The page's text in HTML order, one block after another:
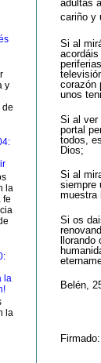
adultas
cariño y
Si al
corazón
unos
Si al ver
portal
todos,
Dios;
Si al
siempre
muestra
Si os
Belén,
y
de
la
fe
la
la